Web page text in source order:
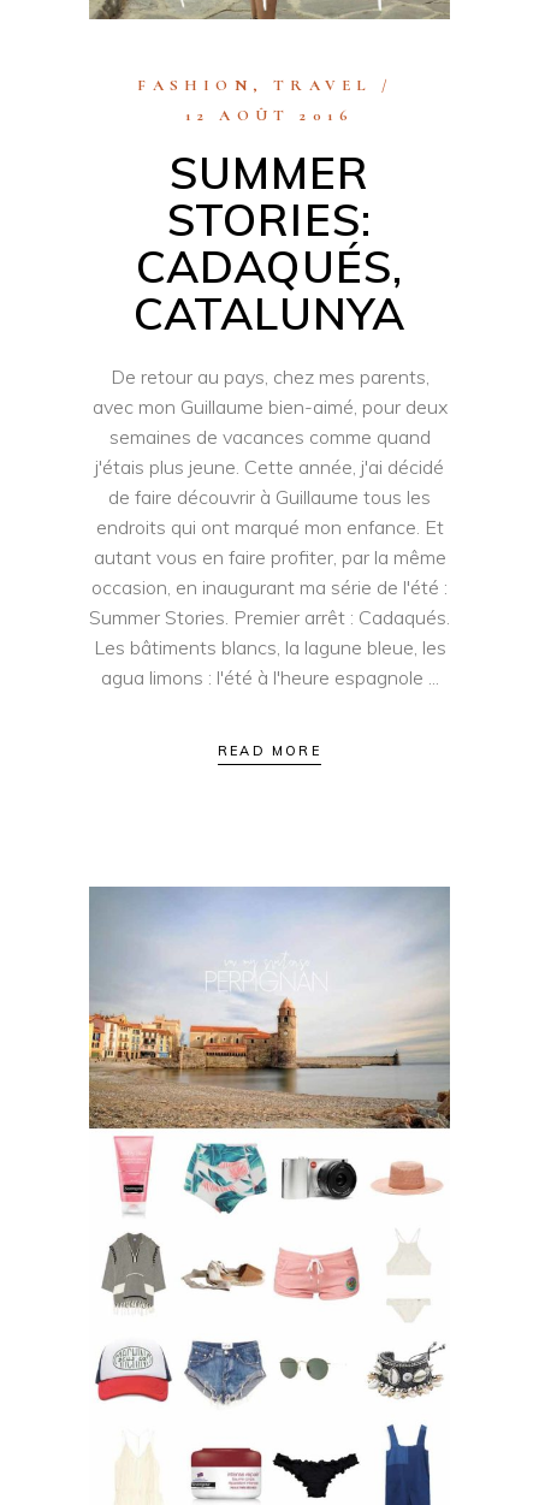
FASHION ,TRAVEL
12 AOÛT 2016
SUMMER
STORIES:
CADAQUÉS,
CATALUNYA
De retour au pays, chez mes parents,
avec mon Guillaume bien-aimé, pour deux
semaines de vacances comme quand
j'étais plus jeune. Cette année, j'ai décidé
de faire découvrir à Guillaume tous les
endroits qui ont marqué mon enfance. Et
autant vous en faire profiter, par la même
occasion, en inaugurant ma série de l'été :
Summer Stories. Premier arrêt : Cadaqués.
Les bâtiments blancs, la lagune bleue, les
agua limons : l'été à l'heure espagnole
READ MORE